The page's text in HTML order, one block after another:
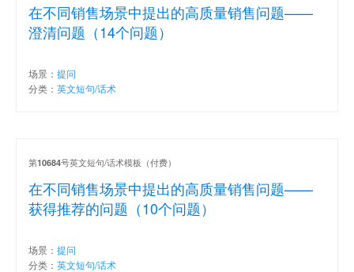
在不同销售场景中提出的高质量销售问题——
澄清问题（14个问题）
场景： 提问
分类： 英文短句/话术
在不同销售场景中提出的高质量销售问题——
获得推荐的问题（10个问题）
第10684号英文短句/话术模板（付费）
场景： 提问
分类： 英文短句/话术